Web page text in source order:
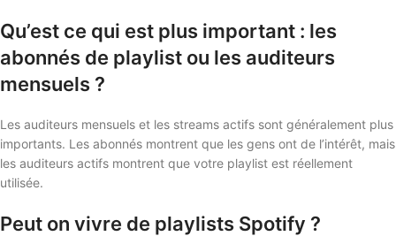
Qu’est ce qui est plus important : les
abonnés de playlist ou les auditeurs
mensuels ?
Les auditeurs mensuels et les streams actifs sont généralement plus
importants. Les abonnés montrent que les gens ont de l’intérêt, mais
les auditeurs actifs montrent que votre playlist est réellement
utilisée.
Peut on vivre de playlists Spotify ?